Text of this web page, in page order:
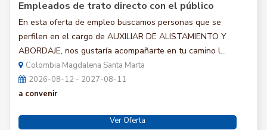
Empleados de trato directo con el público
En esta oferta de empleo buscamos personas que se
perfilen en el cargo de AUXILIAR DE ALISTAMIENTO Y
ABORDAJE, nos gustaría acompañarte en tu camino l...
Colombia Magdalena Santa Marta
2026-08-12 - 2027-08-11
a convenir
Ver Oferta